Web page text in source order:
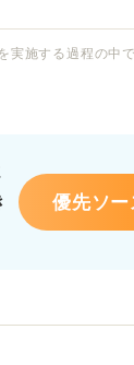
ョン能力を
施する過程の中
優先ソー